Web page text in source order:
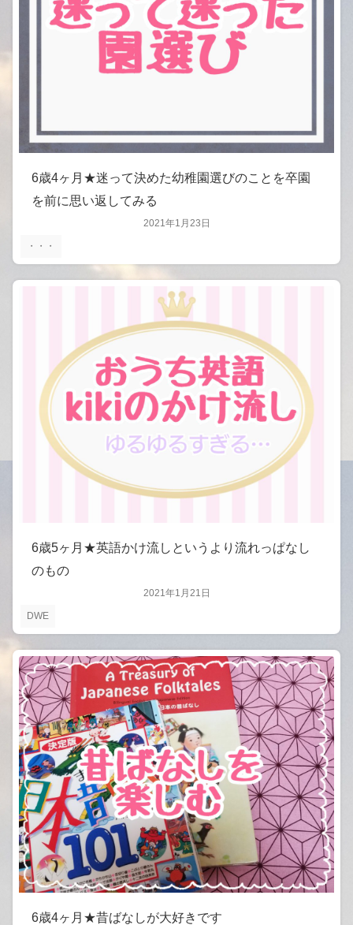
・・・
2021年1月23日
6歳4ヶ月★迷って決めた幼稚園選びのことを卒園
を前に思い返してみる
DWE
2021年1月21日
6歳5ヶ月★英語かけ流しというより流れっぱなし
のもの
6歳4ヶ月★昔ばなしが大好きです